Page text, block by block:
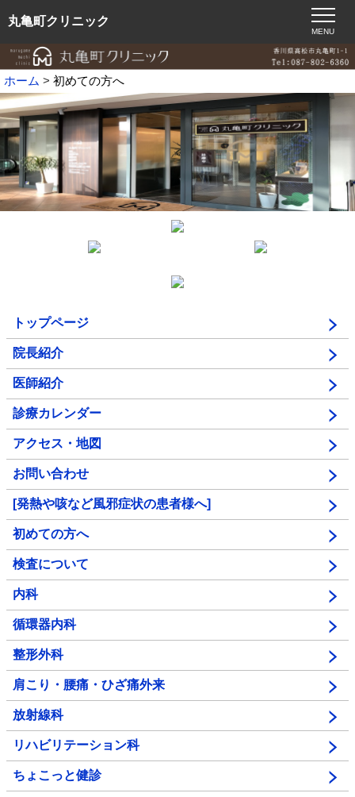
丸亀町クリニック
MENU
ホーム 初めての方へ
トップページ
院長紹介
医師紹介
診療カレンダー
アクセス・地図
お問い合わせ
[発熱や咳など風邪症状の患者様へ]
初めての方へ
検査について
内科
循環器内科
整形外科
肩こり・腰痛・ひざ痛外来
放射線科
リハビリテーション科
ちょこっと健診